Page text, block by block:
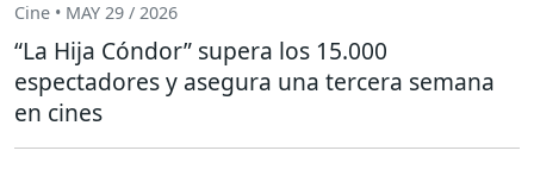
Cine • MAY 29 / 2026
“La Hija Cóndor” supera los 15.000
espectadores y asegura una tercera semana
en cines